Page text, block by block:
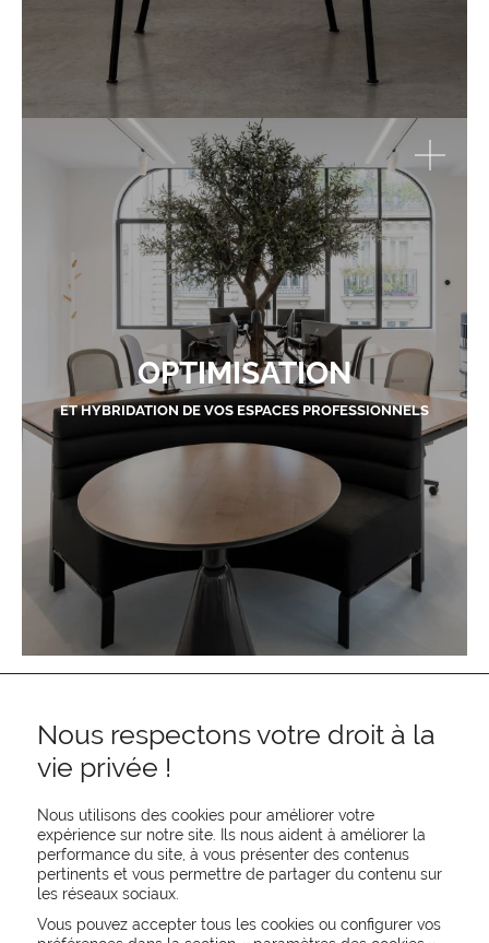
OPTIMISATION
ET HYBRIDATION DE VOS ESPACES PROFESSIONNELS
REJOIGNEZ-NOUS
CONTACTEZ-NOUS
Nous respectons votre droit à la
vie privée !
Nous utilisons des cookies pour améliorer votre
expérience sur notre site. Ils nous aident à améliorer la
performance du site, à vous présenter des contenus
pertinents et vous permettre de partager du contenu sur
les réseaux sociaux.
Vous pouvez accepter tous les cookies ou configurer vos